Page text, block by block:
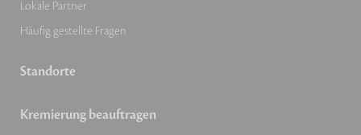
Lokale Partner
Häufig gestellte Fragen
Standorte
Kremierung beauftragen